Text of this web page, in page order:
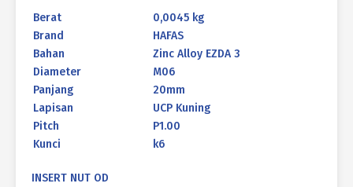
Berat
0,0045 kg
Brand
HAFAS
Bahan
Zinc Alloy EZDA 3
Diameter
M06
Panjang
20mm
Lapisan
UCP Kuning
Pitch
P1.00
Kunci
k6
INSERT NUT OD